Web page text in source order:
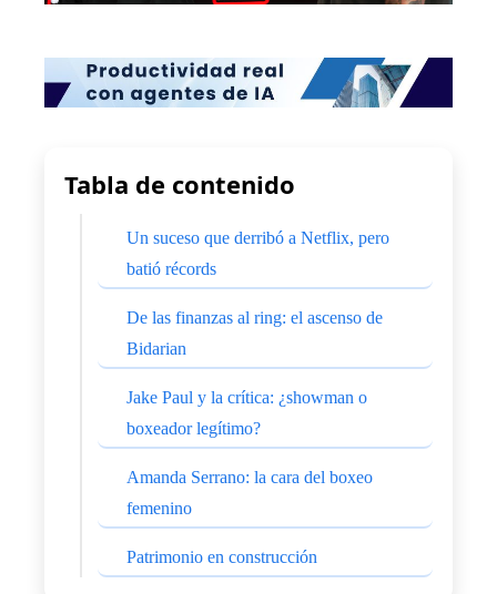
Tabla de contenido
Un suceso que derribó a Netflix, pero
batió récords
De las finanzas al ring: el ascenso de
Bidarian
Jake Paul y la crítica: ¿showman o
boxeador legítimo?
Amanda Serrano: la cara del boxeo
femenino
Patrimonio en construcción